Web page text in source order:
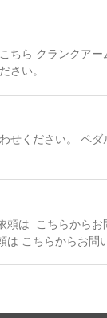
ら クランクアー
さい。
せください。 ペ
頼は こちらから
は こちらからお問